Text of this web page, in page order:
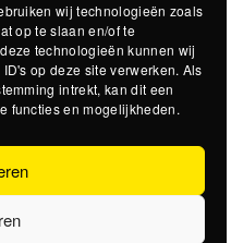
wij technologieën zoals
op te slaan en/of te
technologieën kunnen wij
op deze site verwerken. Als
intrekt, kan dit een
functies en mogelijkheden.